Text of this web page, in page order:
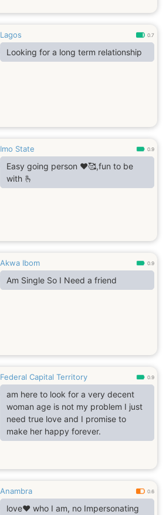
Lagos 0.7
Looking for a long term relationship
Imo State 0.9
Easy going person ♥️🥰,fun to be
with 🫰
Akwa Ibom 0.9
Am Single So I Need a friend
Federal Capital Territory 0.9
am here to look for a very decent
woman age is not my problem I just
need true love and I promise to
make her happy forever.
Anambra 0.6
love❤️ who I am, no Impersonating